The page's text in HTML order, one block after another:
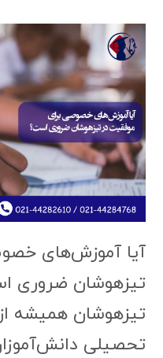
آیا آموزش‌های
تیزهوشان ضروری
تیزهوشان همیشه
تحصیلی